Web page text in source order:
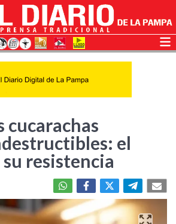
cucarachas
el
resistencia